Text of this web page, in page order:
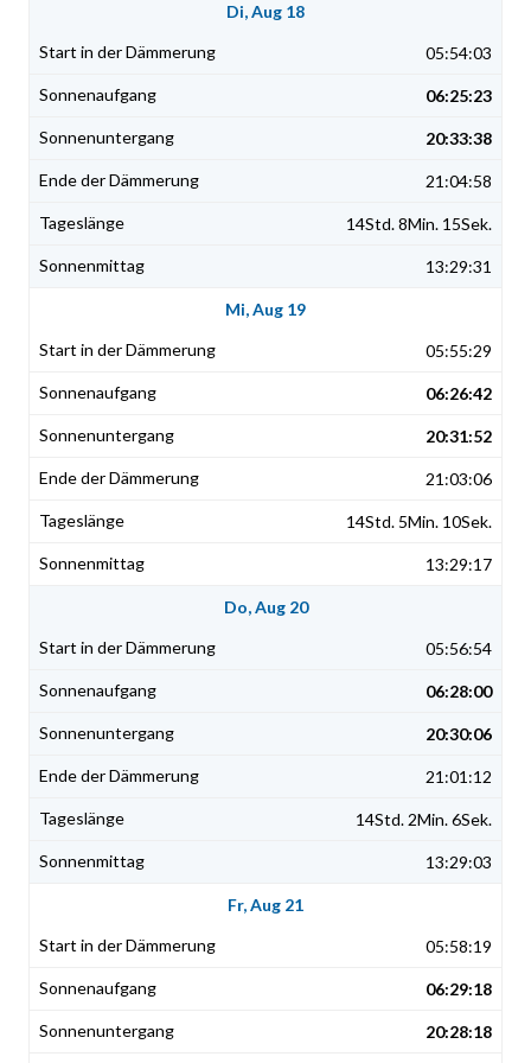
Di, Aug 18
05:54:03
06:25:23
20:33:38
21:04:58
14Std. 8Min. 15Sek.
13:29:31
Mi, Aug 19
05:55:29
06:26:42
20:31:52
21:03:06
14Std. 5Min. 10Sek.
13:29:17
Do, Aug 20
05:56:54
06:28:00
20:30:06
21:01:12
14Std. 2Min. 6Sek.
13:29:03
Fr, Aug 21
05:58:19
06:29:18
20:28:18